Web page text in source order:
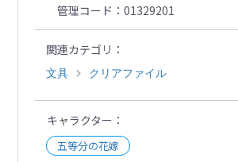
管理コード
01329201
関連カテゴリ
文具 クリアファイル
キャラクター
五等分の花嫁